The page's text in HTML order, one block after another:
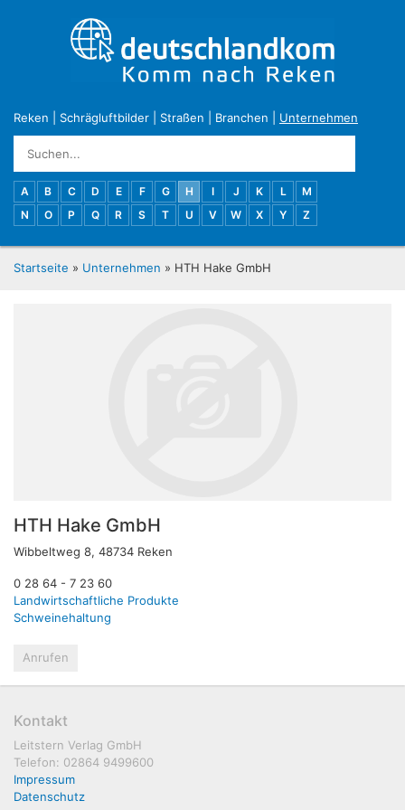
Reken Schrägluftbilder Straßen Branchen Unternehmen
A B C D E F G H I J K L
M
N
O P Q R S T U V W X Y Z
Startseite » Unternehmen » HTH Hake GmbH
HTH Hake GmbH
Wibbeltweg 8, 48734 Reken
0 28 64 - 7 23 60
Landwirtschaftliche Produkte
Schweinehaltung
Anrufen
Kontakt
Leitstern Verlag GmbH
Telefon: 02864 9499600
Impressum
Datenschutz